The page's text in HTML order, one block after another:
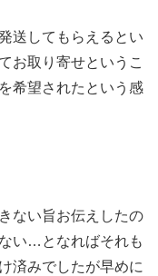
送してもらえるとい
お取り寄せというこ
希望されたという感
ない旨お伝えしたの
い…となればそれも
済みでしたが早めに